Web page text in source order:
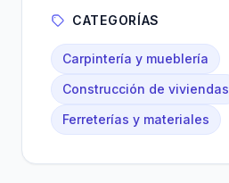
CATEGORÍAS
Carpintería y mueblería
Construcción de viviendas
Ferreterías y materiales